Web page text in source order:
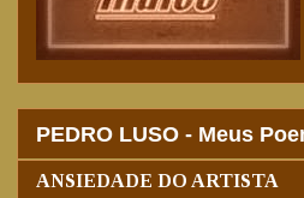
PEDRO LUSO - Meus
ANSIEDADE DO ARTISTA